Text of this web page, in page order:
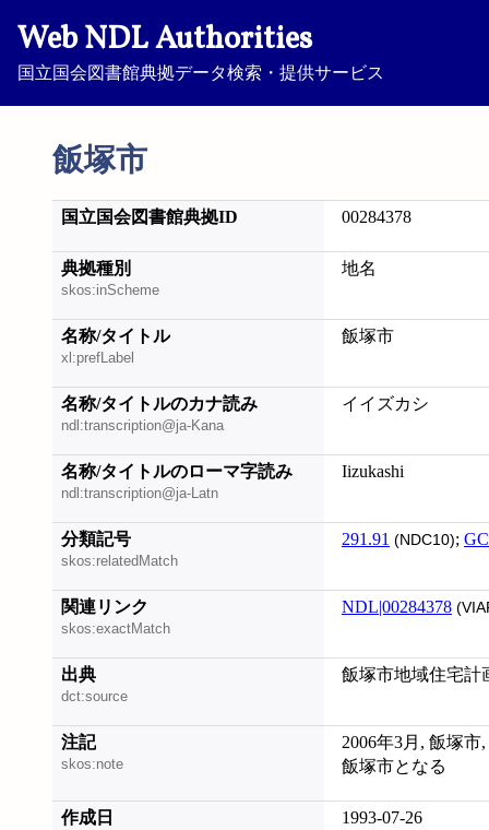
Web NDL Authorities
国立国会図書館典拠データ検索・提供サービス
飯塚市
国立国会図書館典拠ID 00284378
典拠種別
skos:inScheme
地名
名称/タイトル
xl:prefLabel
飯塚市
名称/タイトルのカナ読み
ndl:transcription@ja-Kana
イイズカシ
名称/タイトルのローマ字読み
ndl:transcription@ja-Latn
Iizukashi
分類記号
skos:relatedMatch
291.91 (NDC10);
関連リンク
skos:exactMatch
NDL|00284378
出典
dct:source
飯塚市地域住宅計
注記
skos:note
2006年3月, 飯塚
飯塚市となる
作成日 1993-07-26